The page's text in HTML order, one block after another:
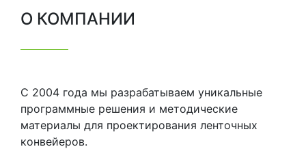
О КОМПАНИИ
C 2004 года мы разрабатываем уникальные
программные решения и методические
материалы для проектирования ленточных
конвейеров.